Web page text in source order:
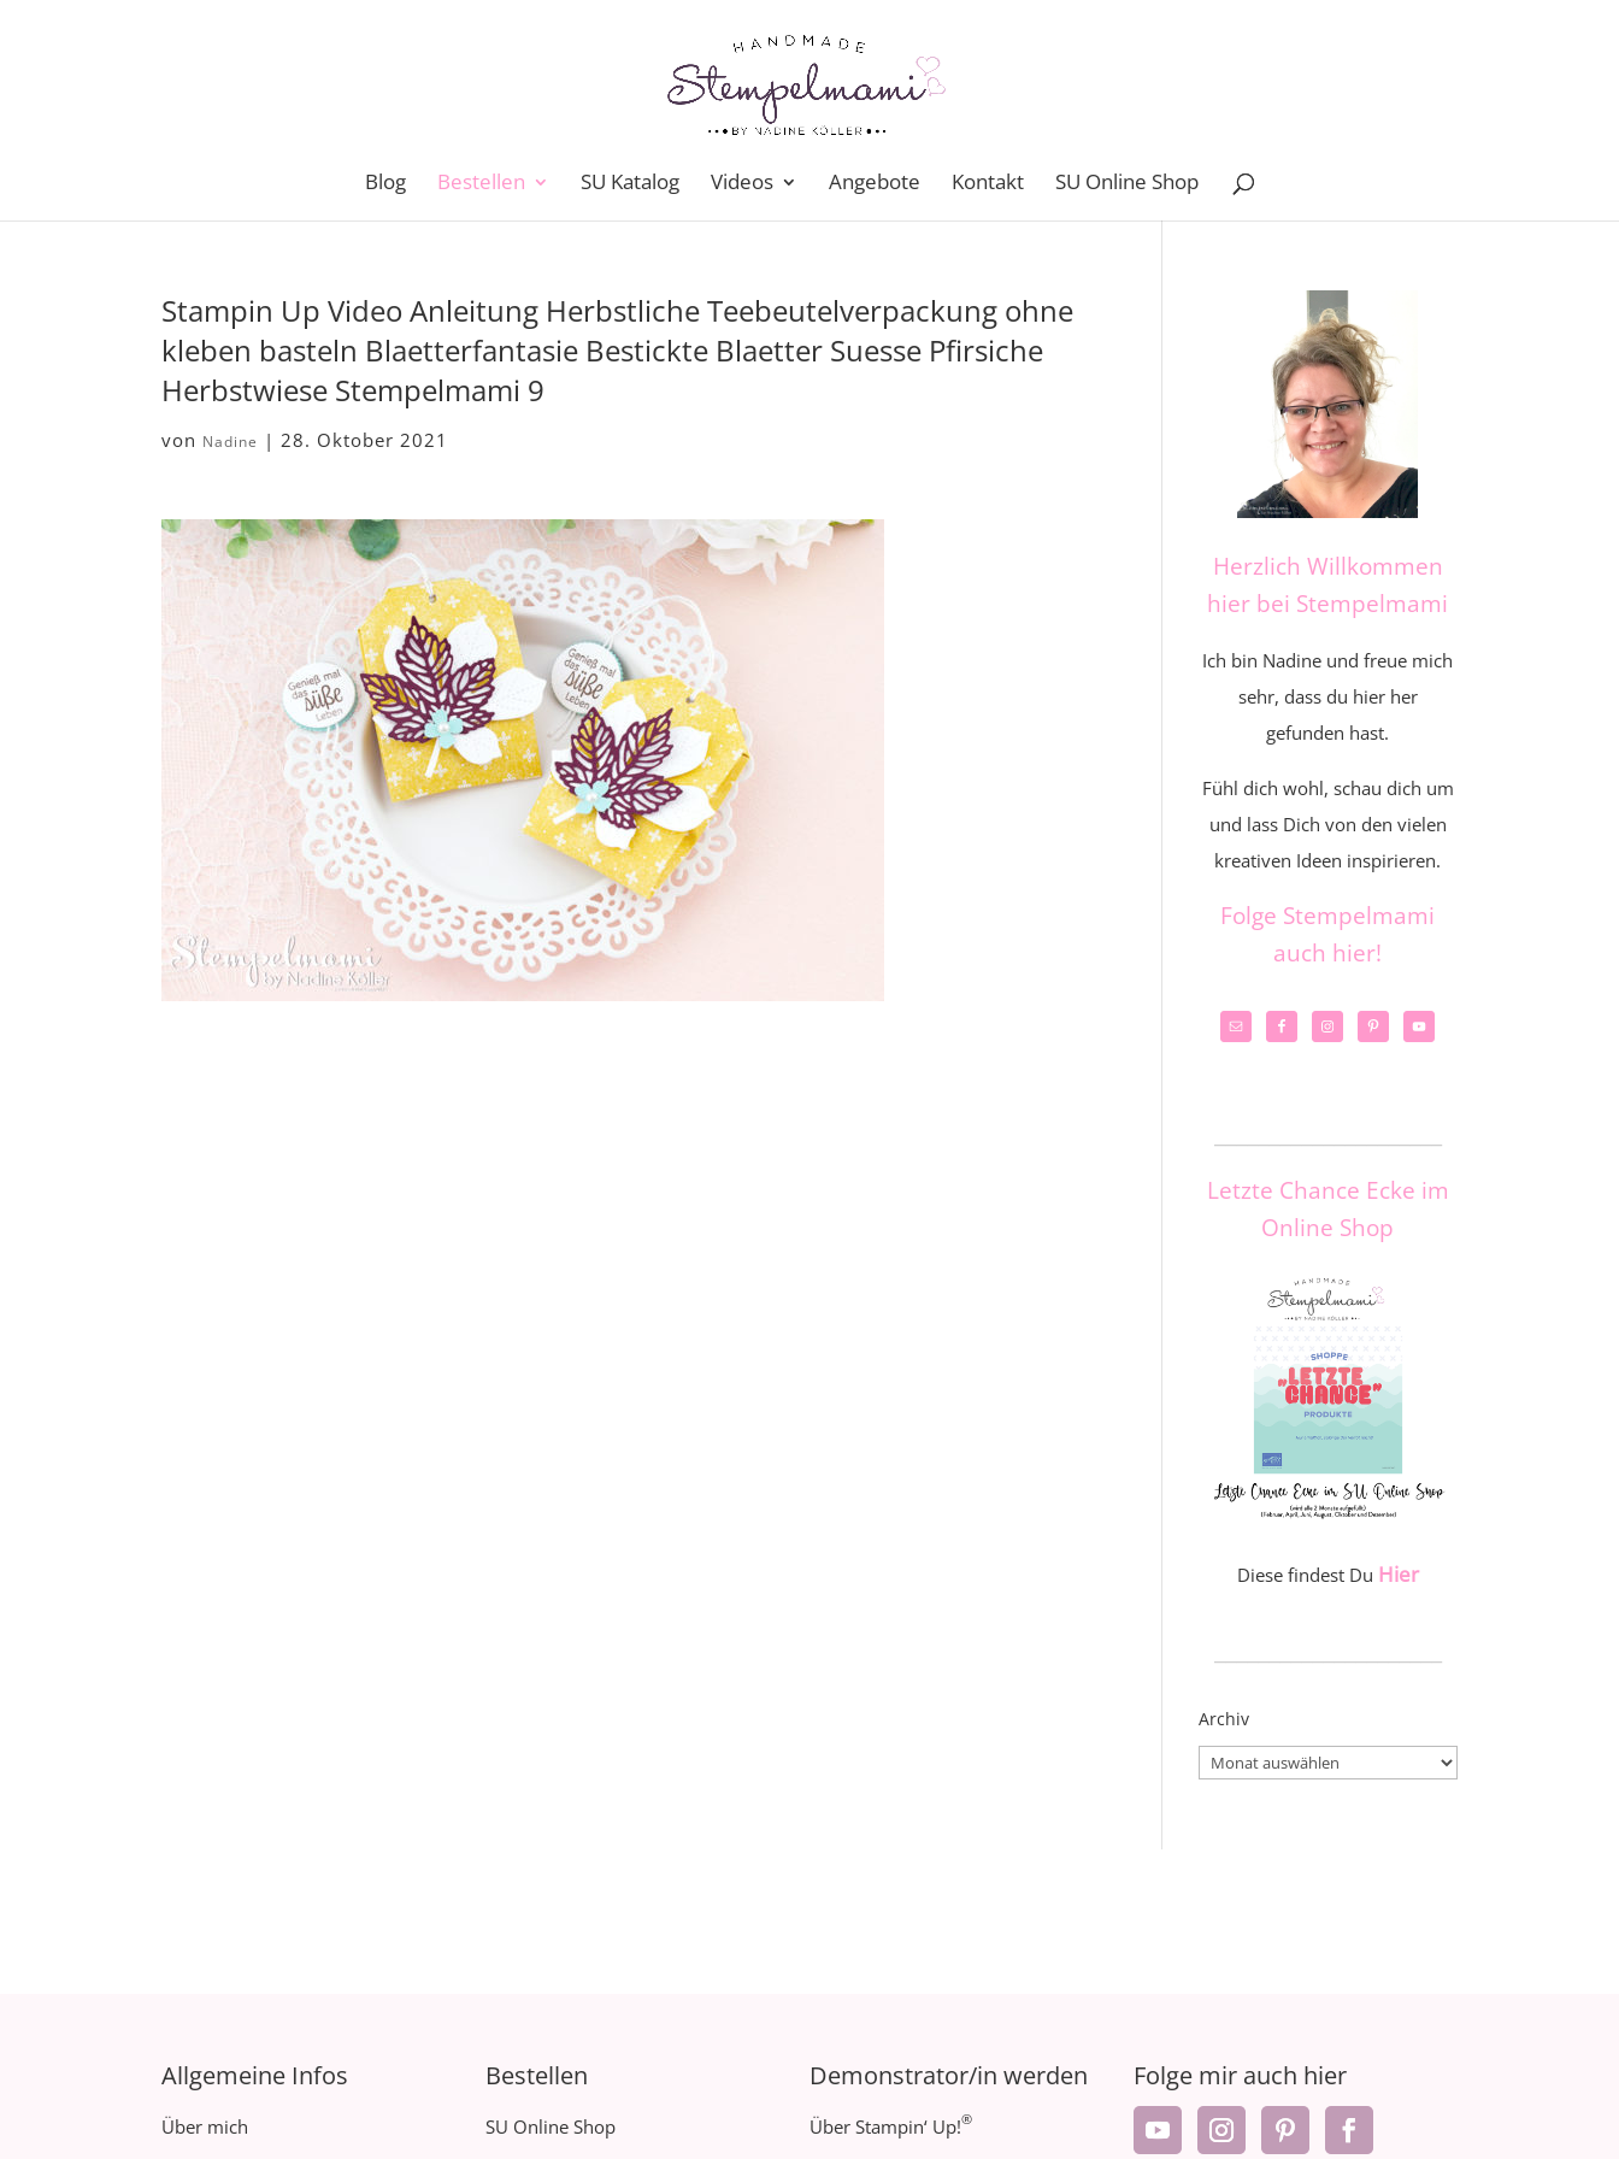
Blog Bestellen SU Katalog Videos Angebote Kontakt SU Online Shop
Stampin Up Video Anleitung Herbstliche Teebeutelverpackung ohne
kleben basteln Blaetterfantasie Bestickte Blaetter Suesse Pfirsiche
Herbstwiese Stempelmami 9
von Nadine |28. Oktober 2021
Herzlich Willkommen
hier bei Stempelmami
Ich bin Nadine und freue mich
sehr, dass du hier her
gefunden hast.
Fühl dich wohl, schau dich um
und lass Dich von den vielen
kreativen Ideen inspirieren.
Folge Stempelmami
auch hier!
Letzte Chance Ecke im
Online Shop
Diese findest Du Hier
Archiv
Archiv
Allgemeine Infos
Über mich
Bestellen
SU Online Shop
Demonstrator/in werden
Über Stampin‘ Up!®
Folge mir auch hier